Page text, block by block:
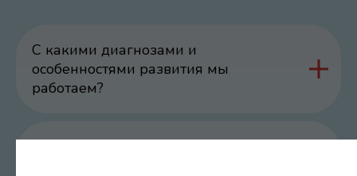
С какими диагнозами и
особенностями развития мы
работаем?